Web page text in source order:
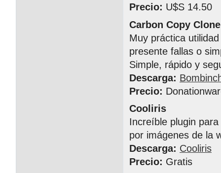
Precio: U$S 14.50
Carbon Copy
Muy práctica
presente fallas o
Simple, rápido y
Descarga:
Precio:
Cooliris
Increíble plugin
por imágenes de la
Descarga: Cooliris
Precio: Gratis